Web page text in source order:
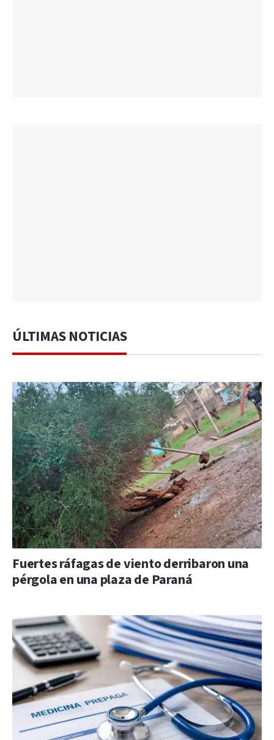
ÚLTIMAS NOTICIAS
Fuertes ráfagas de viento derribaron una
pérgola en una plaza de Paraná